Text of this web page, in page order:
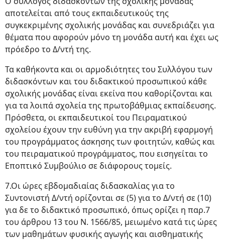
αποτελείται από τους εκπαιδευτικούς της
συγκεκριμένης σχολικής μονάδας και συνεδριάζει για
θέματα που αφορούν μόνο τη μονάδα αυτή και έχει ως
πρόεδρο το Δ/ντή της.
Τα καθήκοντα και οι αρμοδιότητες του Συλλόγου των
διδασκόντων και του διδακτικού προσωπικού κάθε
σχολικής μονάδας είναι εκείνα που καθορίζονται και
για τα λοιπά σχολεία της πρωτοβάθμιας εκπαίδευσης.
Πρόσθετα, οι εκπαιδευτικοί του Πειραματικού
σχολείου έχουν την ευθύνη για την ακριβή εφαρμογή
του προγράμματος άσκησης των φοιτητών, καθώς και
του πειραματικού προγράμματος, που εισηγείται το
Εποπτικό Συμβούλιο σε διάφορους τομείς.
7.Οι ώρες εβδομαδιαίας διδασκαλίας για το
Συντονιστή Δ/ντή ορίζονται σε (5) για το Δ/ντή σε (10)
για δε το διδακτικό προσωπικό, όπως ορίζει η παρ.7
του άρθρου 13 του Ν. 1566/85, μειωμένο κατά τις ώρες
των μαθημάτων φυσικής αγωγής και αισθηματικής